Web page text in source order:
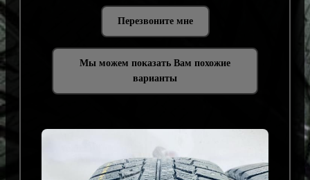
Мы можем показать Вам похожие
варианты